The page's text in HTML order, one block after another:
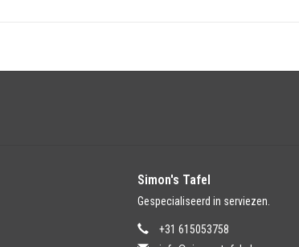
Simon's Tafel
Gespecialiseerd in serviezen.
+31 615053758